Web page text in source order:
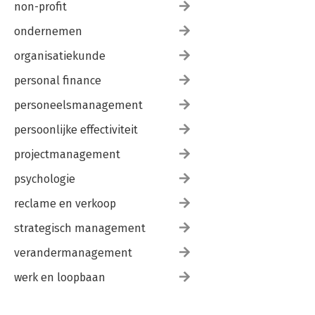
non-profit
ondernemen
organisatiekunde
personal finance
personeelsmanagement
persoonlijke effectiviteit
projectmanagement
psychologie
reclame en verkoop
strategisch management
verandermanagement
werk en loopbaan